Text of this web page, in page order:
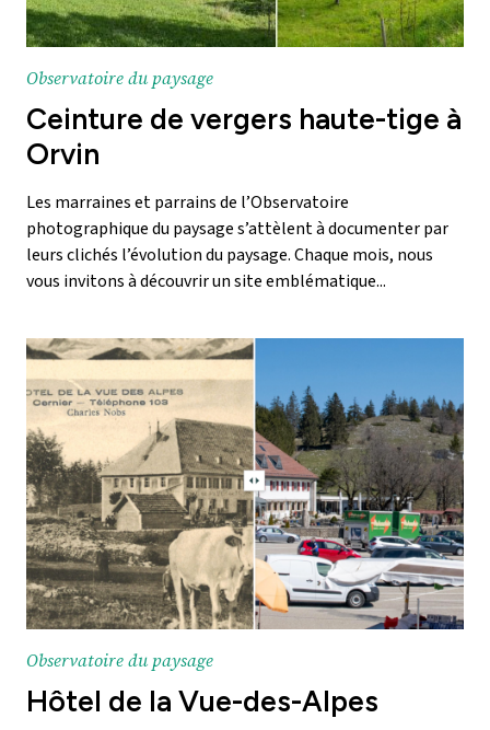
Observatoire du paysage
Ceinture de vergers haute-tige à
Orvin
Les marraines et parrains de l’Observatoire
photographique du paysage s’attèlent à documenter par
leurs clichés l’évolution du paysage. Chaque mois, nous
vous invitons à découvrir un site emblématique...
Observatoire du paysage
Hôtel de la Vue-des-Alpes